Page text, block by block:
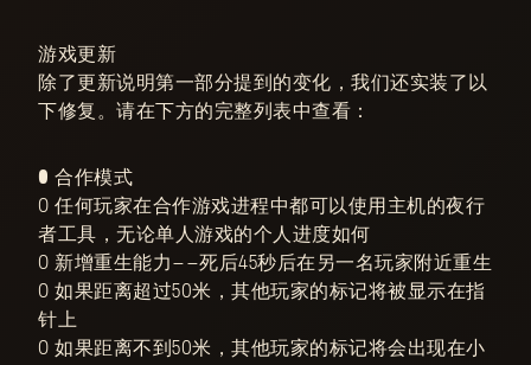
游戏更新
除了更新说明第一部分提到的变化，我们还实装了以
下修复。请在下方的完整列表中查看：
● 合作模式
○ 任何玩家在合作游戏进程中都可以使用主机的夜行
者工具，无论单人游戏的个人进度如何
○ 新增重生能力——死后45秒后在另一名玩家附近重生
○ 如果距离超过50米，其他玩家的标记将被显示在指
针上
○ 如果距离不到50米，其他玩家的标记将会出现在小